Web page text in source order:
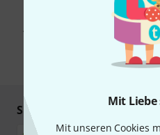
Mit
Mit unseren Cookies
Mit Klick auf „Jetzt anmelden“
Werbung und einer Messung des
Abmeldung ist jederzeit möglich.
unseren
*
Sicher einkaufen &